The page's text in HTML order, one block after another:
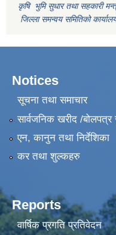
कृषि भुमि सुधार तथा सहकारी
जिल्ला समन्वय समितिको
Notices
सूचना तथा समाचार
सार्वजनिक खरीद /बोलपत्र
एन, कानुन तथा निर्देशिका
कर तथा शुल्कहरु
Reports
वार्षिक प्रगति प्रतिवेदन